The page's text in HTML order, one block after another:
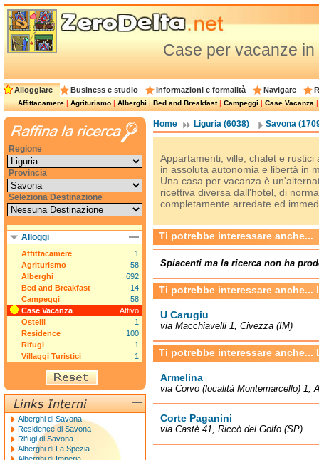
Case per vacanze
Alloggiare Business e studio Informazioni e formalità Navigare
Affittacamere|Agriturismo|Alberghi|Bed and Breakfast|Campeggi|Case Vacanza
Home Liguria (6038) Savona
Appartamenti, ville, chalet e
in assoluta autonomia e libertà in
Una casa per vacanza è
ricettiva diversa dall'hotel, di
completamente arredate ed
Ti potrebbe interessare anche...
Spiacenti ma la ricerca non ha
Ti potrebbe interessare anche...
U Carugiu
via Macchiavelli 1, Civezza (IM)
Ti potrebbe interessare anche...
Armelina
via Corvo (località Montemarcello) 1,
Corte Paganini
via Castè 41, Riccò del Golfo (SP)
Regione
Provincia
Seleziona Destinazione
Alloggi
Affittacamere
1
Agriturismo
58
Alberghi
692
Bed and Breakfast
14
Campeggi
58
Case Vacanza
Attivo
Ostelli
1
Residence
100
Rifugi
1
Villaggi Turistici
1
Alberghi di Savona
Residence di Savona
Rifugi di Savona
Alberghi di La Spezia